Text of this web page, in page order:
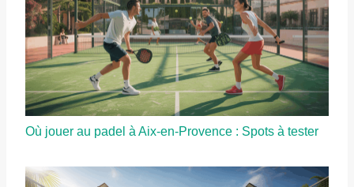
Où jouer au padel à Aix-en-Provence : Spots à tester